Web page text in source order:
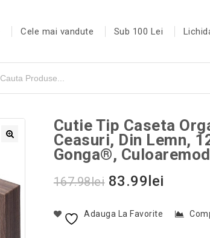
Cele mai vandute Sub 100 Lei
Cutie Tip Caseta
Ceasuri, Din Lemn,
Gonga®,
167.98lei 83.99 lei
Adauga La Favorite